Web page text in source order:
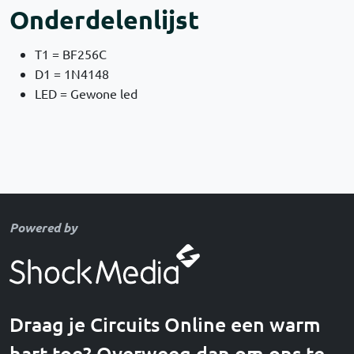
Onderdelenlijst
T1 = BF256C
D1 = 1N4148
LED = Gewone led
Powered by
Draag je Circuits Online een warm